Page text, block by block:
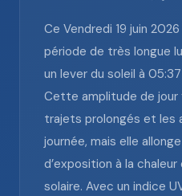
Ce Vendredi 19 juin
période de très longue
un lever du soleil à
Cette amplitude de jour
trajets prolongés et les
journée, mais elle
d’exposition à la
solaire. Avec un indice